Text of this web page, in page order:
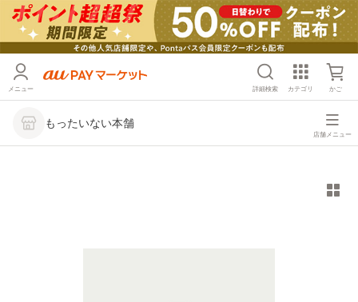
メニュー 詳細検索 カテゴリ かご
もったいない本舗
店舗メニュー